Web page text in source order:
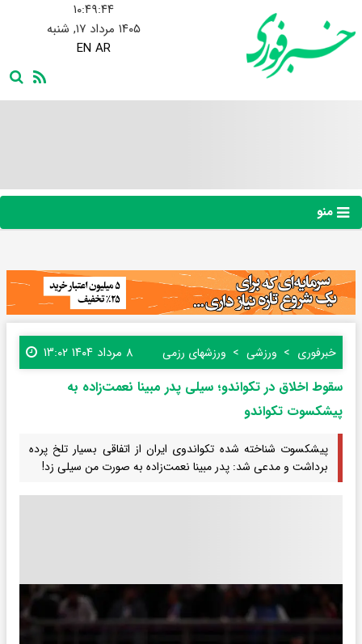
۱۰:۴۹:۴۶
۱۴۰۵ مرداد ۱۷, شنبه
EN AR
منو
خبرفوری ورزشی ورزشهای رزمی ۸ مرداد ۱۴۰۴ ۱۳:۰۲
سقوط اخلاق در تکواندو؛ سیلی پدر مبینا نعمت‌زاده به
پیشکسوت تکواندو
پیشکسوت شناخته شده تکواندوی ایران از اتفاقی بسیار تلخ پرده
برداشت و مدعی شد: پدر مبینا نعمت‌زاده به صورت من سیلی زد!